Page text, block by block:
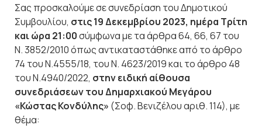
Σας προσκαλούμε σε συνεδρίαση του Δημοτικού
Συμβουλίου, στις 19 Δεκεμβρίου 2023, ημέρα Τρίτη
και ώρα 21:00σύμφωνα με τα άρθρα 64, 66, 67 του
Ν. 3852/2010 όπως αντικαταστάθηκε από το άρθρο
74 του Ν.4555/18, του Ν. 4623/2019 και το άρθρο 48
του Ν.4940/2022, στην ειδική αίθουσα
συνεδριάσεων του Δημαρχιακού Μεγάρου
«Κώστας Κονδύλης» (Σοφ. Βενιζέλου αριθ. 114), με
θέμα: